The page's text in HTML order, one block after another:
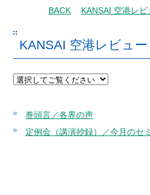
BACK KANSAI 空港レ
KANSAI 空港レビュー
巻頭言／各界の声
定例会（講演抄録）／今月のセ